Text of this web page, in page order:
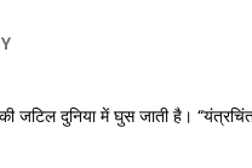
जटिल दुनिया में घुस जाती है।